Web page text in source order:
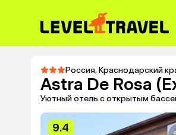
Россия,Краснодарский
Astra De Rosa
Уютный отель с открытым
9.4